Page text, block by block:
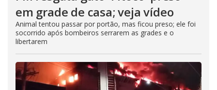
em grade de casa; veja vídeo
Animal tentou passar por portão, mas ficou preso; ele foi
socorrido após bombeiros serrarem as grades e o
libertarem